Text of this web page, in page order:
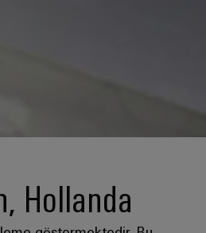
Hollanda